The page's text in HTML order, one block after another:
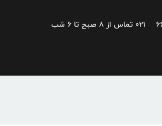
021 تماس از 8 صبح تا 6 شب